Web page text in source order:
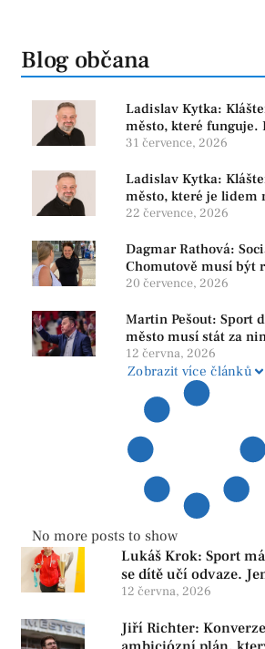
Blog občana
Ladislav Kytka:
město, které funguje.
program, který řeší
31 července, 2026
Ladislav Kytka:
město, které je lidem
22 července, 2026
Dagmar Rathová:
Chomutově musí být
srozumitelná a
20 července, 2026
Martin Pešout: Sport
město musí stát za
12 června, 2026
Zobrazit více článků
No more posts to show
Lukáš Krok: Sport
se dítě učí odvaze.
neroste tam, kde se
12 června, 2026
Jiří Richter: